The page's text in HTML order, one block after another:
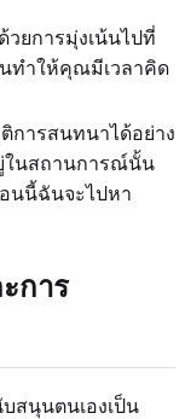
ยการมุ่งเน้นไปที่
ทำให้คุณมีเวลาคิด
การสนทนาได้อย่าง
ในสถานการณ์นั้น
นนี้ฉันจะไปหา
การ
สนุนตนเองเป็น